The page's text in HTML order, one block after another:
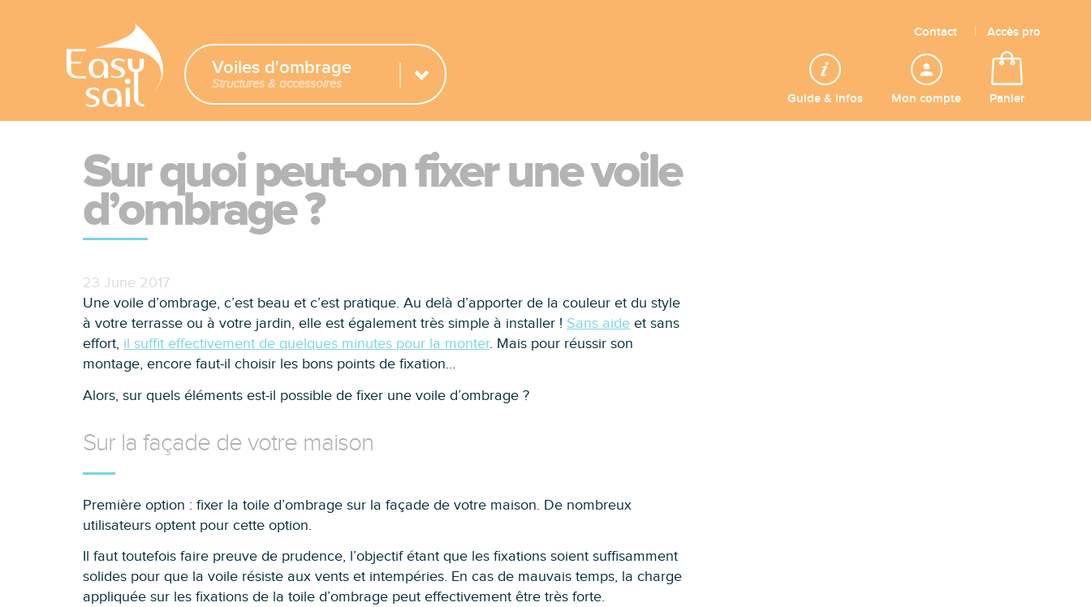
Contact Accès pro
Voiles d'ombrage
Structures & accessoires
Guide & infos Mon compte Panier
Sur quoi peut-on fixer une voile
d’ombrage ?
23 June 2017
Une voile d’ombrage, c’est beau et c’est pratique. Au delà d’apporter de la couleur et du style
à votre terrasse ou à votre jardin, elle est également très simple à installer ! Sans aide et sans
effort, il suffit effectivement de quelques minutes pour la monter. Mais pour réussir son
montage, encore faut-il choisir les bons points de fixation…
Alors, sur quels éléments est-il possible de fixer une voile d’ombrage ?
Sur la façade de votre maison
Première option : fixer la toile d’ombrage sur la façade de votre maison. De nombreux
utilisateurs optent pour cette option.
Il faut toutefois faire preuve de prudence, l’objectif étant que les fixations soient suffisamment
solides pour que la voile résiste aux vents et intempéries. En cas de mauvais temps, la charge
appliquée sur les fixations de la toile d’ombrage peut effectivement être très forte.